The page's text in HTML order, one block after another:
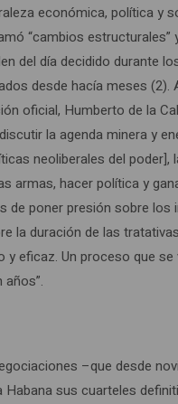
económica, política y
“cambios estructurales”
del día decidido durante
desde hacía meses (2).
oficial, Humberto de la
la agenda minera y
neoliberales del poder],
armas, hacer política y
de poner presión sobre los
la duración de las
y eficaz. Un proceso que se
–que desde
Habana sus cuarteles